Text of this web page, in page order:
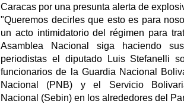
Caracas por una presunta alerta de
"Queremos decirles que esto es para
un acto intimidatorio del régimen para
Asamblea Nacional siga haciendo
periodistas el diputado Luis Stefanelli
funcionarios de la Guardia Nacional
Nacional (PNB) y el Servicio
Nacional (Sebin) en los alrededores del